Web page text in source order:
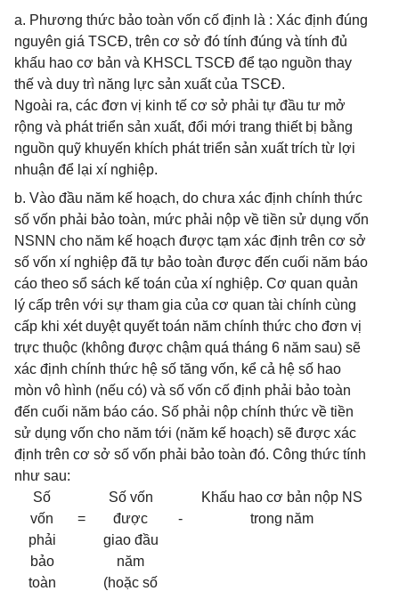
a. Phương thức bảo toàn vốn cố định là : Xác định đúng
nguyên giá TSCĐ, trên cơ sở đó tính đúng và tính đủ
khấu hao cơ bản và KHSCL TSCĐ để tạo nguồn thay
thế và duy trì năng lực sản xuất của TSCĐ.
Ngoài ra, các đơn vị kinh tế cơ sở phải tự đầu tư mở
rộng và phát triển sản xuất, đổi mới trang thiết bị bằng
nguồn quỹ khuyến khích phát triển sản xuất trích từ lợi
nhuận để lại xí nghiệp.
b. Vào đầu năm kế hoạch, do chưa xác định chính thức
số vốn phải bảo toàn, mức phải nộp về tiền sử dụng vốn
NSNN cho năm kế hoạch được tạm xác định trên cơ sở
số vốn xí nghiệp đã tự bảo toàn được đến cuối năm báo
cáo theo sổ sách kế toán của xí nghiệp. Cơ quan quản
lý cấp trên với sự tham gia của cơ quan tài chính cùng
cấp khi xét duyệt quyết toán năm chính thức cho đơn vị
trực thuộc (không được chậm quá tháng 6 năm sau) sẽ
xác định chính thức hệ số tăng vốn, kể cả hệ số hao
mòn vô hình (nếu có) và số vốn cố định phải bảo toàn
đến cuối năm báo cáo. Số phải nộp chính thức về tiền
sử dụng vốn cho năm tới (năm kế hoạch) sẽ được xác
định trên cơ sở số vốn phải bảo toàn đó. Công thức tính
như sau:
Số
vốn
phải
bảo
toàn
=
Số vốn
được
giao đầu
năm
(hoặc số
-
Khấu hao cơ bản nộp NS
trong năm